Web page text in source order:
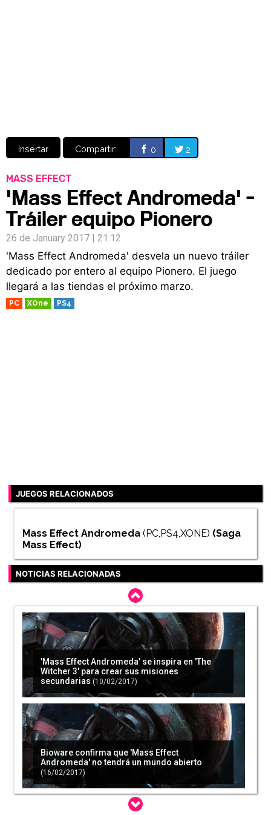
Insertar Compartir: 0 2
MASS EFFECT
'Mass Effect Andromeda' -
Tráiler equipo Pionero
26 de January 2017 | 21:12
'Mass Effect Andromeda' desvela un nuevo tráiler
dedicado por entero al equipo Pionero. El juego
llegará a las tiendas el próximo marzo.
PC XOne PS4
JUEGOS RELACIONADOS
Mass Effect Andromeda (PC,PS4,XONE) (Saga
Mass Effect)
NOTICIAS RELACIONADAS
'Mass Effect Andromeda' se inspira en 'The
Witcher 3' para crear sus misiones
secundarias (10/02/2017)
Bioware confirma que 'Mass Effect
Andromeda' no tendrá un mundo abierto
(16/02/2017)